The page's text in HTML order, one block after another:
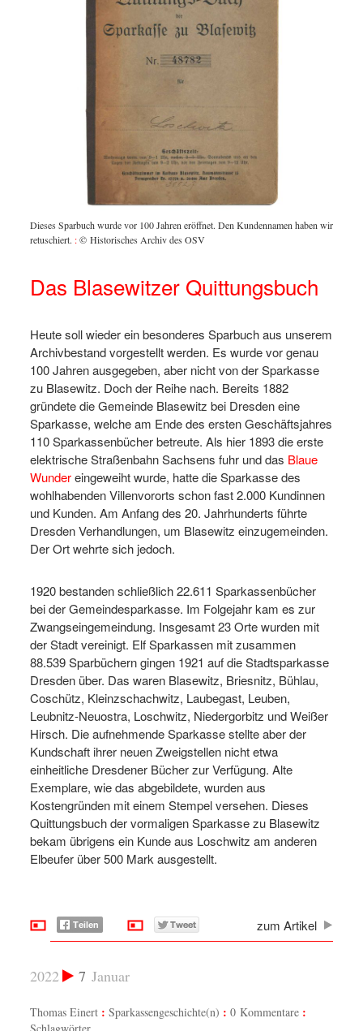
Dieses Sparbuch wurde vor 100 Jahren eröffnet. Den Kundennamen haben wir
retuschiert. :© Historisches Archiv des OSV
Das Blasewitzer Quittungsbuch
Heute soll wieder ein besonderes Sparbuch aus unserem
Archivbestand vorgestellt werden. Es wurde vor genau
100 Jahren ausgegeben, aber nicht von der Sparkasse
zu Blasewitz. Doch der Reihe nach. Bereits 1882
gründete die Gemeinde Blasewitz bei Dresden eine
Sparkasse, welche am Ende des ersten Geschäftsjahres
110 Sparkassenbücher betreute. Als hier 1893 die erste
elektrische Straßenbahn Sachsens fuhr und das Blaue
Wundereingeweiht wurde, hatte die Sparkasse des
wohlhabenden Villenvororts schon fast 2.000 Kundinnen
und Kunden. Am Anfang des 20. Jahrhunderts führte
Dresden Verhandlungen, um Blasewitz einzugemeinden.
Der Ort wehrte sich jedoch.
1920 bestanden schließlich 22.611 Sparkassenbücher
bei der Gemeindesparkasse. Im Folgejahr kam es zur
Zwangseingemeindung. Insgesamt 23 Orte wurden mit
der Stadt vereinigt. Elf Sparkassen mit zusammen
88.539 Sparbüchern gingen 1921 auf die Stadtsparkasse
Dresden über. Das waren Blasewitz, Briesnitz, Bühlau,
Coschütz, Kleinzschachwitz, Laubegast, Leuben,
Leubnitz-Neuostra, Loschwitz, Niedergorbitz und Weißer
Hirsch. Die aufnehmende Sparkasse stellte aber der
Kundschaft ihrer neuen Zweigstellen nicht etwa
einheitliche Dresdener Bücher zur Verfügung. Alte
Exemplare, wie das abgebildete, wurden aus
Kostengründen mit einem Stempel versehen. Dieses
Quittungsbuch der vormaligen Sparkasse zu Blasewitz
bekam übrigens ein Kunde aus Loschwitz am anderen
Elbeufer über 500 Mark ausgestellt.
zum Artikel
7 Januar
2022
Thomas Einert Sparkassengeschichte(n)
0 Kommentare